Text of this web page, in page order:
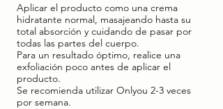
Aplicar el producto como una crema
hidratante normal, masajeando hasta su
total absorción y cuidando de pasar por
todas las partes del cuerpo.
Para un resultado óptimo, realice una
exfoliación poco antes de aplicar el
producto.
Se recomienda utilizar Onlyou 2-3 veces
por semana.